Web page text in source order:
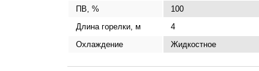
ПВ, % 100
Длина горелки, м
4
Охлаждение
Жидкостное